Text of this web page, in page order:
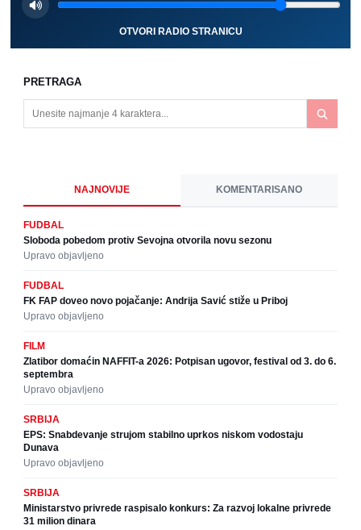
OTVORI RADIO STRANICU
PRETRAGA
NAJNOVIJE KOMENTARISANO
FUDBAL
Sloboda pobedom protiv Sevojna otvorila novu sezonu
Upravo objavljeno
FUDBAL
FK FAP doveo novo pojačanje: Andrija Savić stiže u Priboj
Upravo objavljeno
FILM
Zlatibor domaćin NAFFIT-a 2026: Potpisan ugovor, festival od 3. do 6.
septembra
Upravo objavljeno
SRBIJA
EPS: Snabdevanje strujom stabilno uprkos niskom vodostaju
Dunava
Upravo objavljeno
SRBIJA
Ministarstvo privrede raspisalo konkurs: Za razvoj lokalne privrede
31 milion dinara